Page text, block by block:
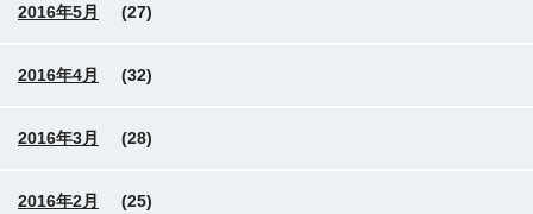
2016年5月 (27)
2016年4月 (32)
2016年3月 (28)
2016年2月 (25)